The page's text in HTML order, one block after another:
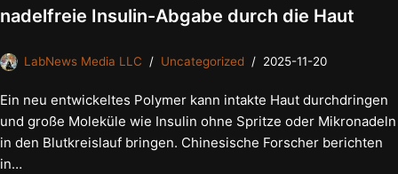
nadelfreie Insulin-Abgabe durch die Haut
LabNews Media LLC Uncategorized 2025-11-20
Ein neu entwickeltes Polymer kann intakte Haut durchdringen
und große Moleküle wie Insulin ohne Spritze oder Mikronadeln
in den Blutkreislauf bringen. Chinesische Forscher berichten
in…